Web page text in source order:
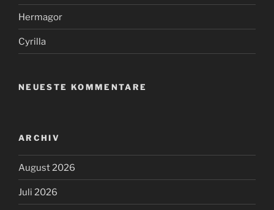
Hermagor
Cyrilla
NEUESTE KOMMENTARE
ARCHIV
August 2026
Juli 2026